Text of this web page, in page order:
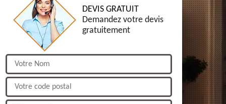
DEVIS GRATUIT
Demandez votre devis
gratuitement